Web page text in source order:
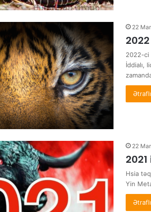
22
2022-ci
İddialı,
Ətraflı
22
Hsia
Yin
Ətraflı